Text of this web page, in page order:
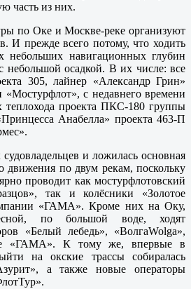
часть из них.
по Оке и Москве-реке организуют
И прежде всего потому, что ходить
небольших навигационных глубин
небольшой осадкой. В их числе: все
305, лайнер «Александр Грин»
с недавнего времени
теплохода проекта ПКС-180 группы
Анабелла» проекта 463-П
и ложилась основная
движения по двум рекам, поскольку
проводит как мостурфлотовский
так и колёсники «Золотое
«ГАМА». Кроме них на Оку,
по большой воде, ходят
«Белый лебедь», «ВолгаWolga»,
«ГАМА». К тому же, впервые в
на окские трассы собиралась
а также новые операторы